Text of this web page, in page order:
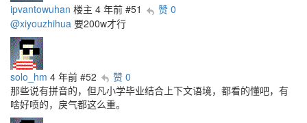
ipvantowuhan 楼主 4 年前 #51
赞 0
@xiyouzhihua 要200w才行
solo_hm 4 年前 #52
赞 0
那些说有拼音的，但凡小学毕业结合上下文语境，都看的懂吧，有
啥好喷的，戾气都这么重。